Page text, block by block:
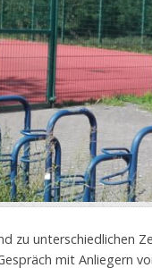
zu unterschiedlichen
mit Anliegern